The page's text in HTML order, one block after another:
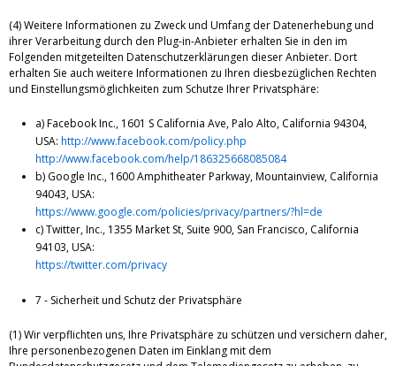
(4) Weitere Informationen zu Zweck und Umfang der Datenerhebung und
ihrer Verarbeitung durch den Plug-in-Anbieter erhalten Sie in den im
Folgenden mitgeteilten Datenschutzerklärungen dieser Anbieter. Dort
erhalten Sie auch weitere Informationen zu Ihren diesbezüglichen Rechten
und Einstellungsmöglichkeiten zum Schutze Ihrer Privatsphäre:
a) Facebook Inc., 1601 S California Ave, Palo Alto, California 94304,
USA: http://www.facebook.com/policy.php
http://www.facebook.com/help/186325668085084
b) Google Inc., 1600 Amphitheater Parkway, Mountainview, California
94043, USA:
https://www.google.com/policies/privacy/partners/?hl=de
c) Twitter, Inc., 1355 Market St, Suite 900, San Francisco, California
94103, USA:
https://twitter.com/privacy
7 - Sicherheit und Schutz der Privatsphäre
(1) Wir verpflichten uns, Ihre Privatsphäre zu schützen und versichern daher,
Ihre personenbezogenen Daten im Einklang mit dem